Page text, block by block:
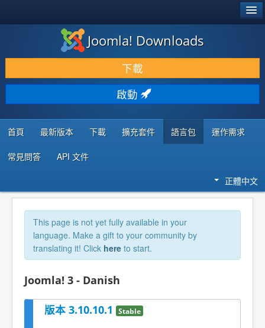
下載 & 擴充
發現 & 學習
社群 & 支援
程式者資源
Joomla! Downloads
下載
啟動
首頁 最新版本 下載 擴充套件 語言包 運作需求
常見問答 API 文件
正體中文
This page is not yet fully available in your
language. Make a gift to your community by
translating it! Click here to start.
Joomla! 3 - Danish
版本 3.10.10.1 Stable